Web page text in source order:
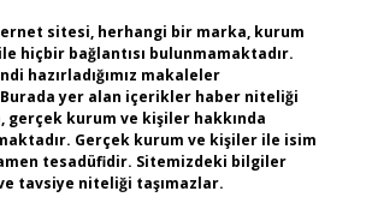
sitesi, herhangi bir marka, kurum
hiçbir bağlantısı bulunmamaktadır.
hazırladığımız makaleler
Burada yer alan içerikler haber niteliği
gerçek kurum ve kişiler hakkında
Gerçek kurum ve kişiler ile isim
tesadüfidir. Sitemizdeki bilgiler
tavsiye niteliği taşımazlar.